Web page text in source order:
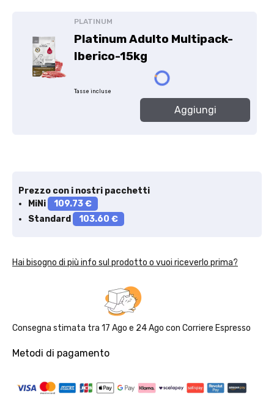
PLATINUM
Platinum Adulto Multipack-
Iberico-15kg
Tasse incluse
Aggiungi
Prezzo con i nostri pacchetti
MiNi
109.73 €
Standard
103.60 €
Hai bisogno di più info sul prodotto o vuoi riceverlo prima?
Consegna stimata tra 17 Ago e 24 Ago con Corriere Espresso
Metodi di pagamento
Aggiungi un prodotto Platinum al carrello e ricevi il 5